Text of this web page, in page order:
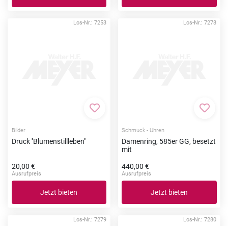
Los-Nr.: 7253
Zur Merkliste hinzufügen
Bilder
Druck ''Blumenstillleben''
20,00 €
Ausrufpreis
Jetzt bieten
Los-Nr.: 7278
Zur
Schmuck - Uhren
Damenring, 585er GG, besetzt
mit
440,00 €
Ausrufpreis
Jetzt bieten
Los-Nr.: 7279 Los-Nr.: 7280